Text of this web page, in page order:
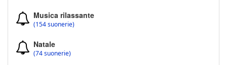
Musica rilassante
(154 suonerie)
Natale
(74 suonerie)